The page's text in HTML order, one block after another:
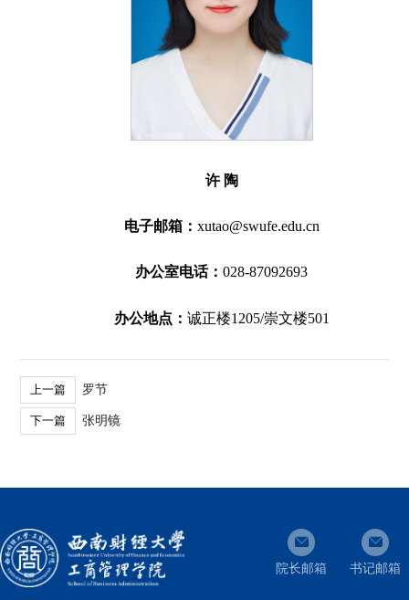
许 陶
电子邮箱： xutao@swufe.edu.cn
办公室电话：028-87092693
办公地点： 诚正楼1205/崇文楼501
上一篇 罗节
下一篇 张明镜
院长邮箱 书记邮箱